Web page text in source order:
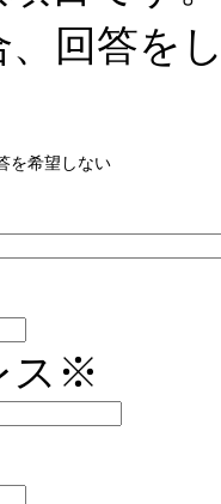
回答を
を希望しない
ス※